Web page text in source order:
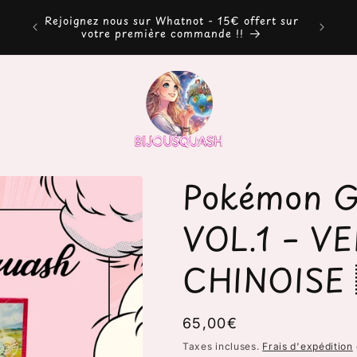
Rejoignez nous sur Whatnot - 15€ offert sur
votre première commande !!
Pokémon
VOL.1 –
Prix
habituel
65,00€
Taxes incluses. Frais d'expédition